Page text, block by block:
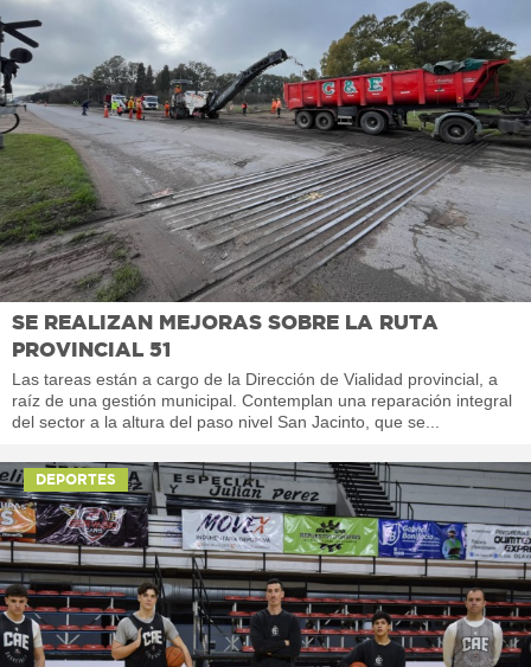
SE REALIZAN MEJORAS SOBRE LA RUTA
PROVINCIAL 51
Las tareas están a cargo de la Dirección de Vialidad provincial, a
raíz de una gestión municipal. Contemplan una reparación integral
del sector a la altura del paso nivel San Jacinto, que se...
DEPORTES